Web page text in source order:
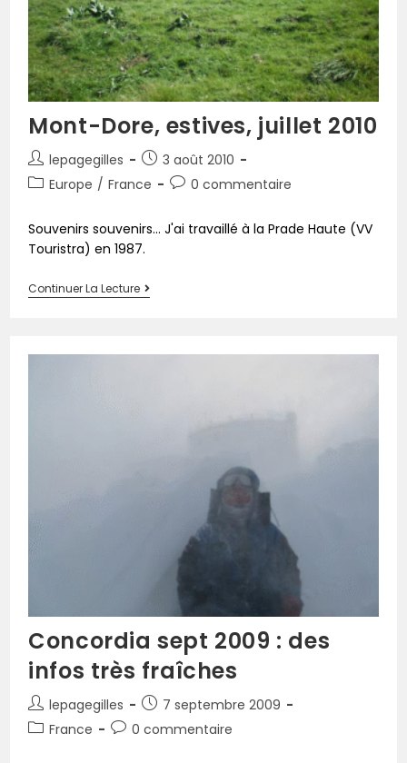
Mont-Dore, estives, juillet 2010
lepagegilles
3 août 2010
Europe / France 0 commentaire
Souvenirs souvenirs... J'ai travaillé à la Prade Haute (VV
Touristra) en 1987.
Continuer La Lecture
Concordia sept 2009 : des
infos très fraîches
lepagegilles
7 septembre 2009
France
0 commentaire